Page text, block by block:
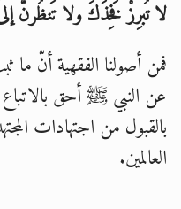
لا تُبرِزْفَخِذَكَ ولا تَنظُرنَّ
فمن أصولنا الفقهية أنّ ما
عن النبي ﷺ أحق
بالقبول من اجتهادات
العالمين.